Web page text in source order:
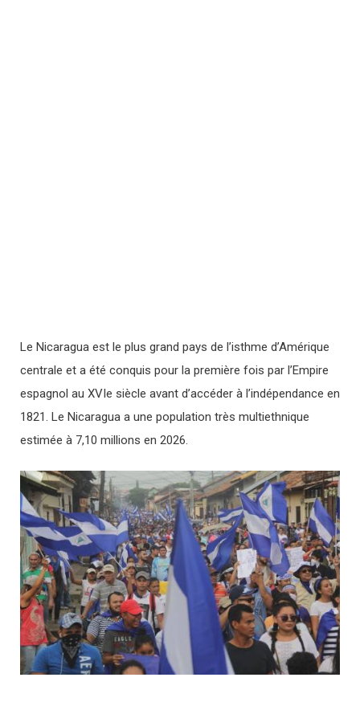
Le Nicaragua est le plus grand pays de l’isthme d’Amérique
centrale et a été conquis pour la première fois par l’Empire
espagnol au XVIe siècle avant d’accéder à l’indépendance en
1821. Le Nicaragua a une population très multiethnique
estimée à 7,10 millions en 2026.